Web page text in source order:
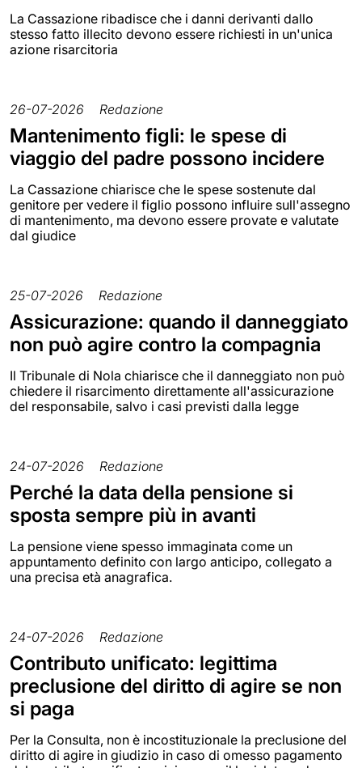
La Cassazione ribadisce che i danni derivanti dallo
stesso fatto illecito devono essere richiesti in un'unica
azione risarcitoria
26-07-2026 Redazione
Mantenimento figli: le spese di
viaggio del padre possono incidere
La Cassazione chiarisce che le spese sostenute dal
genitore per vedere il figlio possono influire sull'assegno
di mantenimento, ma devono essere provate e valutate
dal giudice
25-07-2026 Redazione
Assicurazione: quando il danneggiato
non può agire contro la compagnia
Il Tribunale di Nola chiarisce che il danneggiato non può
chiedere il risarcimento direttamente all'assicurazione
del responsabile, salvo i casi previsti dalla legge
24-07-2026 Redazione
Perché la data della pensione si
sposta sempre più in avanti
La pensione viene spesso immaginata come un
appuntamento definito con largo anticipo, collegato a
una precisa età anagrafica.
24-07-2026 Redazione
Contributo unificato: legittima
preclusione del diritto di agire se non
si paga
Per la Consulta, non è incostituzionale la preclusione del
diritto di agire in giudizio in caso di omesso pagamento